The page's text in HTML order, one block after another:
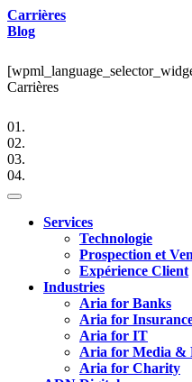
Carrières
Blog
Carrières
01.
02.
03.
04.
Services
Technologie
Prospection et
Expérience Client
Industries
Aria for Banks
Aria for
Aria for IT
Aria for Media &
Aria for Charity